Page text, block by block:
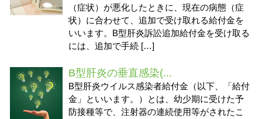
（症状）が悪化したときに、現在の病態（症
状）に合わせて、追加で受け取れる給付金を
いいます。B型肝炎訴訟追加給付金を受け取る
には、追加で手続 […]
B型肝炎の垂直感染(...
B型肝炎ウイルス感染者給付金（以下、「給付
金」といいます。）とは、幼少期に受けた予
防接種等で、注射器の連続使用等がされたこ